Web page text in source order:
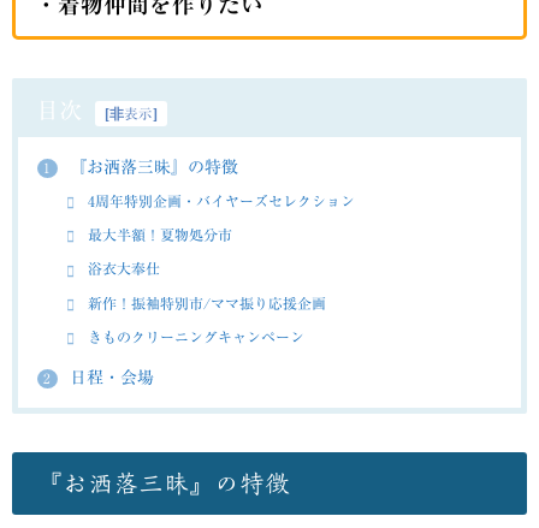
目次 [非表示]
1 『お洒落三昧』の特徴
4周年特別企画・バイヤーズセレクション
最大半額！夏物処分市
浴衣大奉仕
新作！振袖特別市/ママ振り応援企画
きものクリーニングキャンペーン
2 日程・会場
『お洒落三昧』の特徴